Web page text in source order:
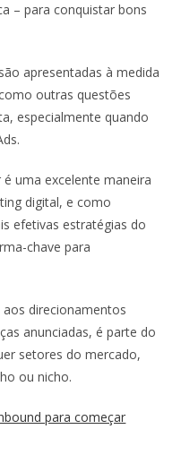
– para conquistar bons
apresentadas à medida
outras questões
especialmente quando
uma excelente maneira
digital, e como
efetivas estratégias do
chave para
direcionamentos
anunciadas, é parte do
setores do mercado,
ou nicho.
para começar